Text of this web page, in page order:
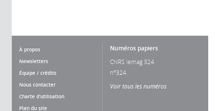
À propos
Newsletters
Équipe / crédits
Nous contacter
Charte d'utilisation
Plan du site
Numéros papiers
CNRS lemag 324
n°324
Voir tous les numéros